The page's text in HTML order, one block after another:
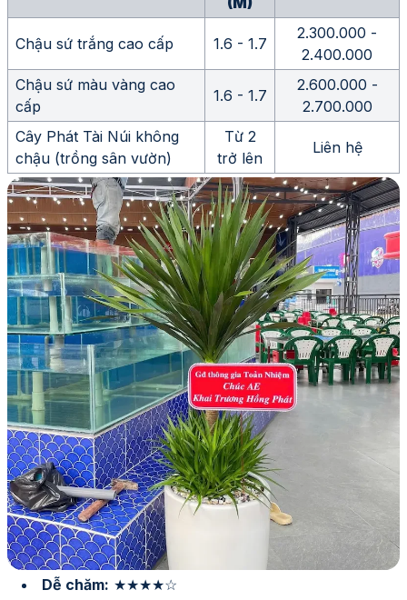
Chậu sứ trắng cao cấp 1.6 - 1.7
2.300.000 -
2.400.000
Chậu sứ màu vàng cao
cấp
1.6 - 1.7
2.600.000 -
2.700.000
Cây Phát Tài Núi không
chậu (trồng sân vườn)
Từ 2
trở lên
Liên hệ
Dễ chăm: ★★★★☆